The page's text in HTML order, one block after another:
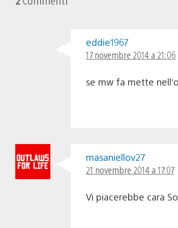
eddie1967
17 novembre 2014 a 21:06
se mw fa mette
masaniellov27
21 novembre 2014 a 17:07
Vi piacerebbe cara